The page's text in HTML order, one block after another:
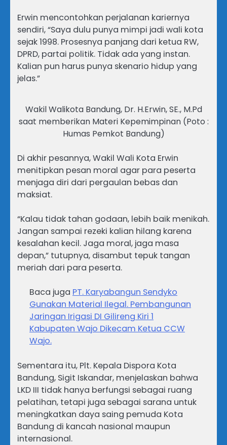
Erwin mencontohkan perjalanan kariernya
sendiri, “Saya dulu punya mimpi jadi wali kota
sejak 1998. Prosesnya panjang dari ketua RW,
DPRD, partai politik. Tidak ada yang instan.
Kalian pun harus punya skenario hidup yang
jelas.”
Wakil Walikota Bandung, Dr. H.Erwin, SE., M.Pd
saat memberikan Materi Kepemimpinan (Poto :
Humas Pemkot Bandung)
Di akhir pesannya, Wakil Wali Kota Erwin
menitipkan pesan moral agar para peserta
menjaga diri dari pergaulan bebas dan
maksiat.
“Kalau tidak tahan godaan, lebih baik menikah.
Jangan sampai rezeki kalian hilang karena
kesalahan kecil. Jaga moral, jaga masa
depan,” tutupnya, disambut tepuk tangan
meriah dari para peserta.
Baca juga PT. Karyabangun Sendyko
Gunakan Material Ilegal. Pembangunan
Jaringan Irigasi DI Gilireng Kiri 1
Kabupaten Wajo Dikecam Ketua CCW
Wajo.
Sementara itu, Plt. Kepala Dispora Kota
Bandung, Sigit Iskandar, menjelaskan bahwa
LKD III tidak hanya berfungsi sebagai ruang
pelatihan, tetapi juga sebagai sarana untuk
meningkatkan daya saing pemuda Kota
Bandung di kancah nasional maupun
internasional.